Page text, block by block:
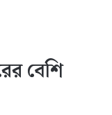
বেশি